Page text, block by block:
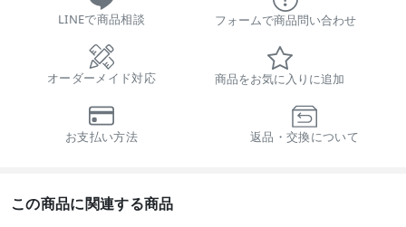
LINEで商品相談 フォームで商品問い合わせ
オーダーメイド対応 商品をお気に入りに追加
お支払い方法 返品・交換について
この商品に関連する商品